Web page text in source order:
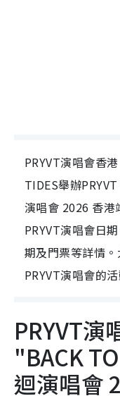
PRYVT演唱會香
TIDES舉辦
演唱會 2026 香
PRYVT演唱會日
期及門票等詳情
PRYVT演唱會的活
PRYVT演
"BACK
迴演唱會